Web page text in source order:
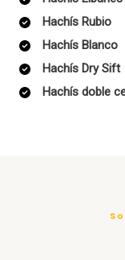
Hachís Rubio
Hachís Blanco
Hachís Dry Sift
Hachís doble